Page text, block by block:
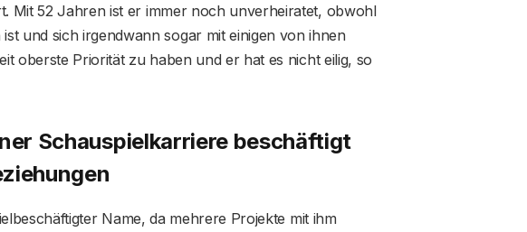
Mit 52 Jahren ist er immer noch unverheiratet, obwohl
und sich irgendwann sogar mit einigen von ihnen
oberste Priorität zu haben und er hat es nicht eilig, so
Schauspielkarriere beschäftigt
Name, da mehrere Projekte mit ihm